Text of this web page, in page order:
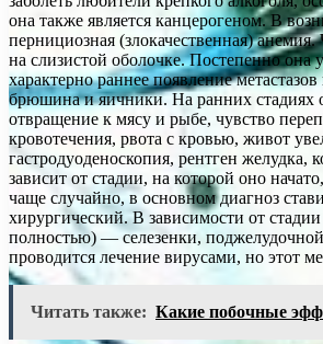
она также является канцерогеном. В
пернициозная (злокачественная)
на слизистой оболочке. Постепенно она
характерно раннее появление
брюшина и яичники. На ранних стадиях
отвращение к мясу и рыбе, чувство
кровотечения, рвота с кровью, живот
гастродуоденоскопия, рентген
зависит от стадии, на которой оно
чаще случайно, в основном диагноз
хирургический. В зависимости от
полностью) — селезенки,
проводится лечение вирусами, но этот
Читать также: Какие побочные